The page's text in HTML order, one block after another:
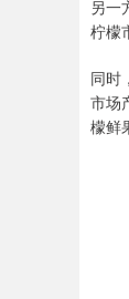
另一
柠檬
同时
市场
檬鲜